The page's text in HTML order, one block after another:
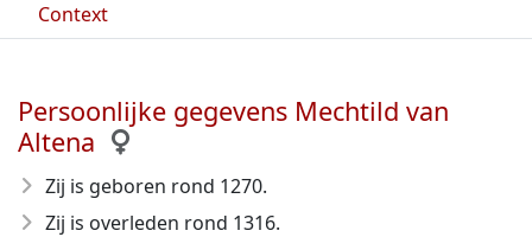
Context
Persoonlijke gegevens Mechtild van
Altena
Zij is geboren rond 1270.
Zij is overleden rond 1316.